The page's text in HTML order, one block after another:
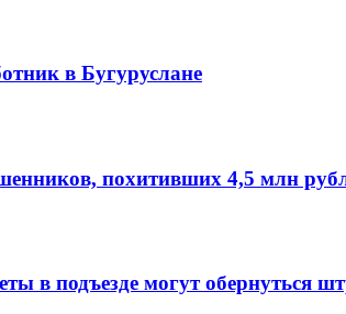
в Бугуруслане
похитивших 4,5 млн
в подъезде могут обернуться